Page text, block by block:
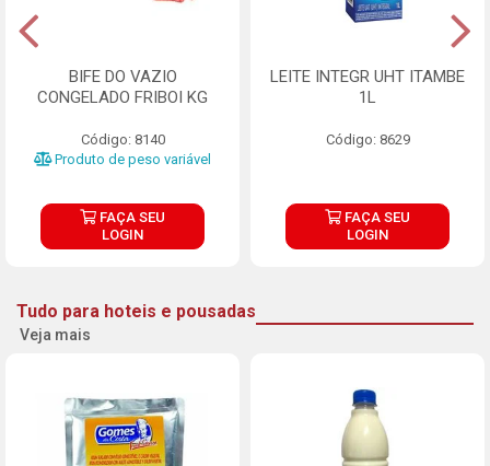
BIFE DO VAZIO
CONGELADO FRIBOI KG
Código: 8140
Produto de peso variável
FAÇA SEU
LOGIN
LEITE INTEGR UHT ITAMBE
1L
Código: 8629
FAÇA SEU
LOGIN
Tudo para hoteis e pousadas
Veja mais